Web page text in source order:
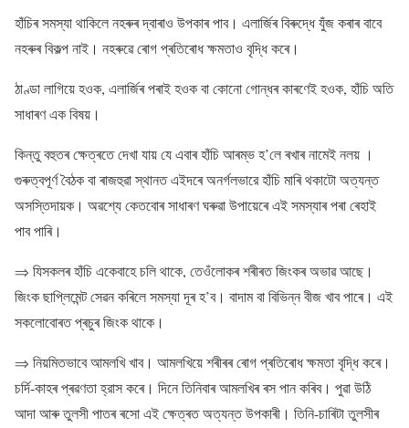
হাঁচিৰ সমস্যা থাকিলে নহৰুৰ দ্বাৰাও উপকাৰ পাব। এলাৰ্জিৰ বিৰুদ্ধে যুঁজ কৰাৰ বাবে
নহৰুৰ বিকল্প নাই। নহৰুৱে ৰোগ প্ৰতিৰোধ ক্ষমতাও বৃদ্ধি কৰে।
ঠাণ্ডা লাগিয়ে হওক, এলাৰ্জিৰ পৰাই হওক বা কোনো গোন্ধৰ কাৰণেই হওক, হাঁচি অতি
সাধাৰণ এক বিষয়।
কিন্তু বহুতৰ ক্ষেত্ৰতে দেখা যায় যে এবাৰ হাঁচি আৰম্ভ হ’লে ৰখাৰ নামেই নলয় ।
গুৰুত্বপূর্ণ বৈঠক বা ৰাজহুৱা স্থানত এইদৰে অনর্গলভারে হাঁচি মাৰি থকাটো অত্যন্ত
অসস্তিদায়ক। অৱশ্যে কেতবোৰ সাধাৰণ ঘৰুৱা উপায়েৰে এই সমস্যাৰ পৰা ৰেহাই
পাব পাৰি।
⇒ যিসকলৰ হাঁচি একেবাহে চলি থাকে, তেওঁলোকৰ শৰীৰত জিংকৰ অভাৱ আছে।
জিংক ছাপ্লিমেন্ট সেৱন কৰিলে সমস্যা দূৰ হ’ব। বাদাম বা বিভিন্ন বীজ খাব পাৰে। এই
সকলোবোৰত প্ৰচুৰ জিংক থাকে।
⇒ নিয়মিতভাবে আমলখি খাব। আমলখিয়ে শৰীৰৰ ৰোগ প্ৰতিৰোধ ক্ষমতা বৃদ্ধি কৰে।
চর্দি-কাহৰ প্ৰৱণতা হ্রাস কৰে। দিনে তিনিবাৰ আমলখিৰ ৰস পান কৰিব। পুৱা উঠি
আদা আৰু তুলসী পাতৰ ৰসো এই ক্ষেত্ৰত অত্যন্ত উপকাৰী। তিনি-চাৰিটা তুলসীৰ